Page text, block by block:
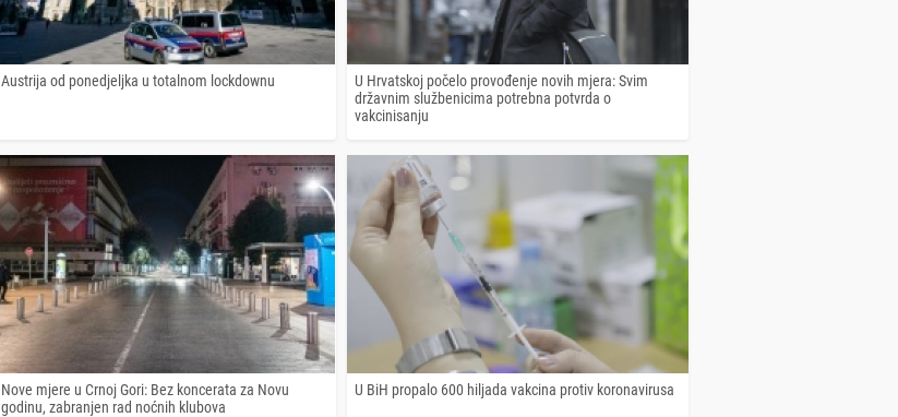
Austrija od ponedjeljka u totalnom lockdownu
U Hrvatskoj počelo provođenje novih mjera: Svim
državnim službenicima potrebna potvrda o
vakcinisanju
Nove mjere u Crnoj Gori: Bez koncerata za Novu
godinu, zabranjen rad noćnih klubova
U BiH propalo 600 hiljada vakcina protiv koronavirusa